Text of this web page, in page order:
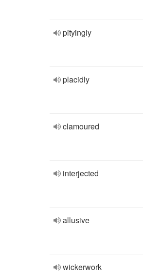
pityingly
placidly
clamoured
interjected
allusive
wickerwork